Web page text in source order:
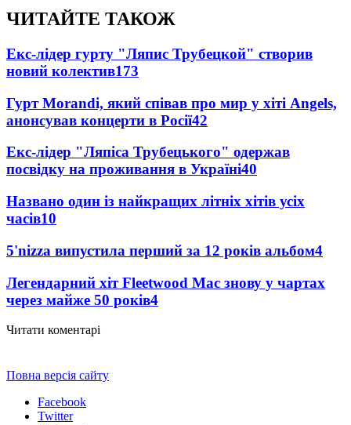
ЧИТАЙТЕ ТАКОЖ
Екс-лідер гурту "Ляпис Трубецкой" створив
новий колектив173
Гурт Morandi, який співав про мир у хіті Angels,
анонсував концерти в Росії42
Екс-лідер "Ляпіса Трубецького" одержав
посвідку на проживання в Україні40
Названо один із найкращих літніх хітів усіх
часів10
5'nizza випустила перший за 12 років альбом4
Легендарний хіт Fleetwood Mac знову у чартах
через майже 50 років4
Читати коментарі
Повна версія сайту
Facebook
Twitter